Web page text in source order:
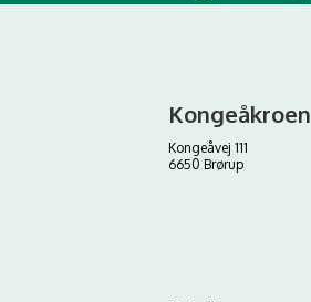
Kongeåkroen
Kongeåvej 111
6650 Brørup